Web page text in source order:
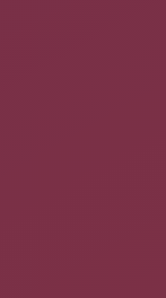
ou Orange. Il existe
– voir la
Internet Associatifs
sur le réseau
et souvent
tant
plutôt un
de ces adresses
: